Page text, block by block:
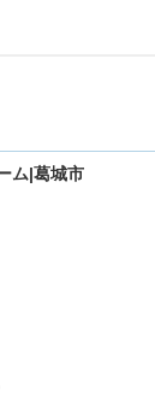
ム|葛城市